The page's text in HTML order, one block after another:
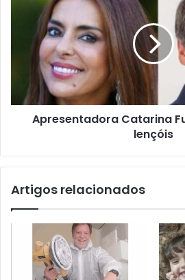
Apresentadora Catarina
lençóis
Artigos relacionados